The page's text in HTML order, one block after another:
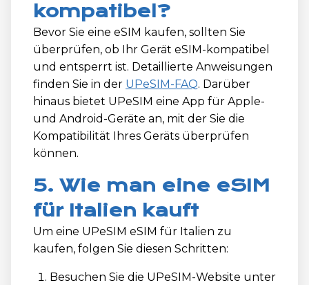
kompatibel?
Bevor Sie eine eSIM kaufen, sollten Sie
überprüfen, ob Ihr Gerät eSIM-kompatibel
und entsperrt ist. Detaillierte Anweisungen
finden Sie in der UPeSIM-FAQ. Darüber
hinaus bietet UPeSIM eine App für Apple-
und Android-Geräte an, mit der Sie die
Kompatibilität Ihres Geräts überprüfen
können.
5. Wie man eine eSIM
für Italien kauft
Um eine UPeSIM eSIM für Italien zu
kaufen, folgen Sie diesen Schritten:
Besuchen Sie die UPeSIM-Website unter